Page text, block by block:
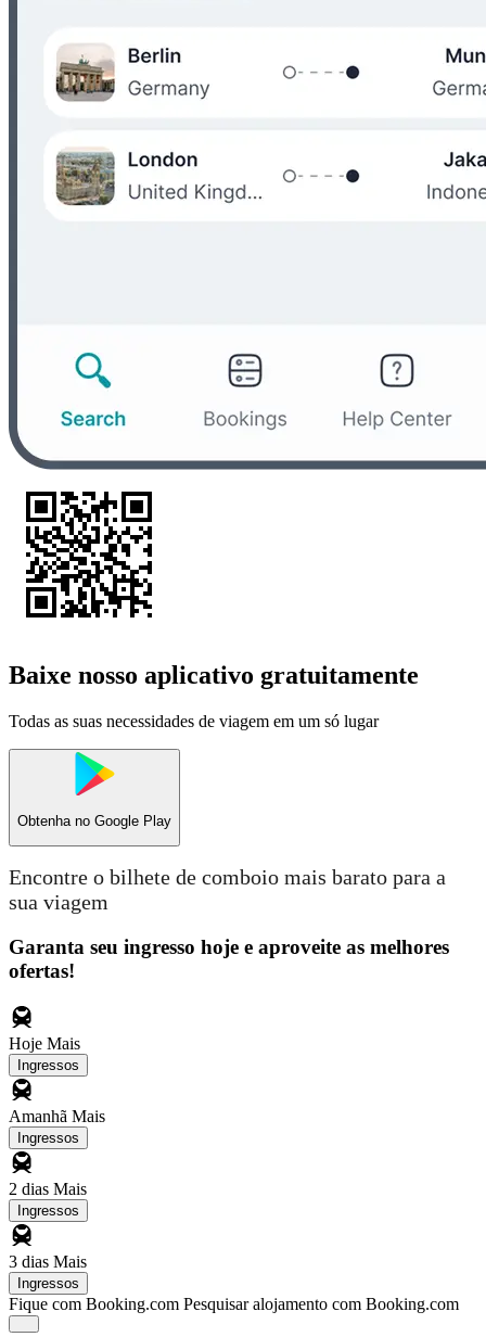
Baixe nosso aplicativo gratuitamente
Todas as suas necessidades de viagem em um só lugar
Obtenha no Google Play
Encontre o bilhete de comboio mais barato para a
sua viagem
Garanta seu ingresso hoje e aproveite as melhores
ofertas!
Hoje Mais
Ingressos
Amanhã Mais
Ingressos
2 dias Mais
Ingressos
3 dias Mais
Ingressos
Fique com Booking.com Pesquisar alojamento com Booking.com